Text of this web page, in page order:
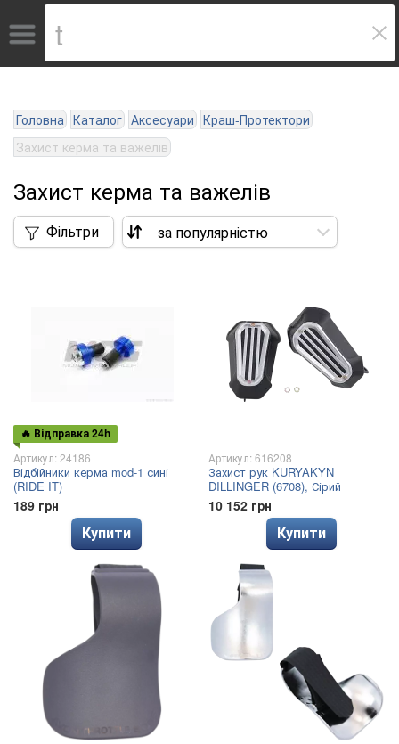
Головна Каталог Аксесуари Краш-Протектори
Захист керма та важелів
Захист керма та важелів
Фільтри
🔥 Відправка 24h
Артикул: 24186
Відбійники керма mod-1 сині
(RIDE IT)
189 грн
Купити
Артикул: 616208
Захист рук KURYAKYN
DILLINGER (6708), Сірий
10 152 грн
Купити